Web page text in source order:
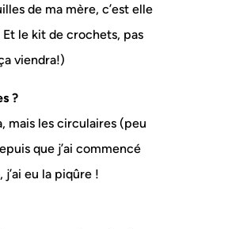
de ma mère, c’est elle
le kit de crochets, pas
viendra!)
?
mais les circulaires (peu
que j’ai commencé
j’ai eu la piqûre !